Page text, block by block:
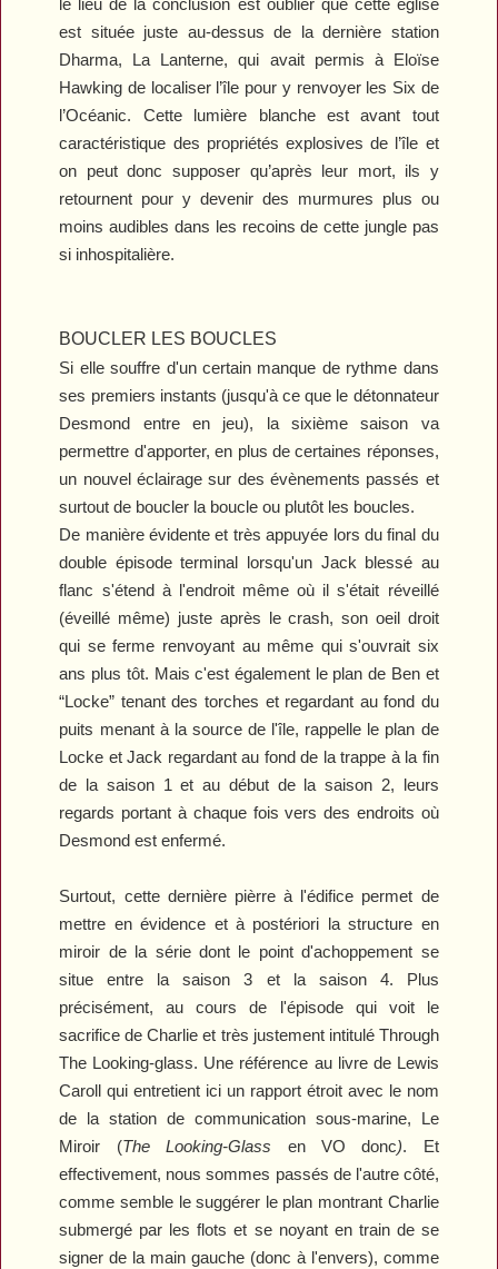
le lieu de la conclusion est oublier que cette église
est située juste au-dessus de la dernière station
Dharma, La Lanterne, qui avait permis à Eloïse
Hawking de localiser l’île pour y renvoyer les Six de
l’Océanic. Cette lumière blanche est avant tout
caractéristique des propriétés explosives de l’île et
on peut donc supposer qu’après leur mort, ils y
retournent pour y devenir des murmures plus ou
moins audibles dans les recoins de cette jungle pas
si inhospitalière.
BOUCLER LES BOUCLES
Si elle souffre d'un certain manque de rythme dans
ses premiers instants (jusqu'à ce que le détonnateur
Desmond entre en jeu), la sixième saison va
permettre d'apporter, en plus de certaines réponses,
un nouvel éclairage sur des évènements passés et
surtout de boucler la boucle ou plutôt les boucles.
De manière évidente et très appuyée lors du final du
double épisode terminal lorsqu'un Jack blessé au
flanc s'étend à l'endroit même où il s'était réveillé
(éveillé même) juste après le crash, son oeil droit
qui se ferme renvoyant au même qui s'ouvrait six
ans plus tôt. Mais c'est également le plan de Ben et
“Locke” tenant des torches et regardant au fond du
puits menant à la source de l'île, rappelle le plan de
Locke et Jack regardant au fond de la trappe à la fin
de la saison 1 et au début de la saison 2, leurs
regards portant à chaque fois vers des endroits où
Desmond est enfermé.
Surtout, cette dernière pièrre à l'édifice permet de
mettre en évidence et à postériori la structure en
miroir de la série dont le point d'achoppement se
situe entre la saison 3 et la saison 4. Plus
précisément, au cours de l'épisode qui voit le
sacrifice de Charlie et très justement intitulé Through
The Looking-glass. Une référence au livre de Lewis
Caroll qui entretient ici un rapport étroit avec le nom
de la station de communication sous-marine, Le
Miroir (The Looking-Glass en VO donc). Et
effectivement, nous sommes passés de l'autre côté,
comme semble le suggérer le plan montrant Charlie
submergé par les flots et se noyant en train de se
signer de la main gauche (donc à l'envers), comme